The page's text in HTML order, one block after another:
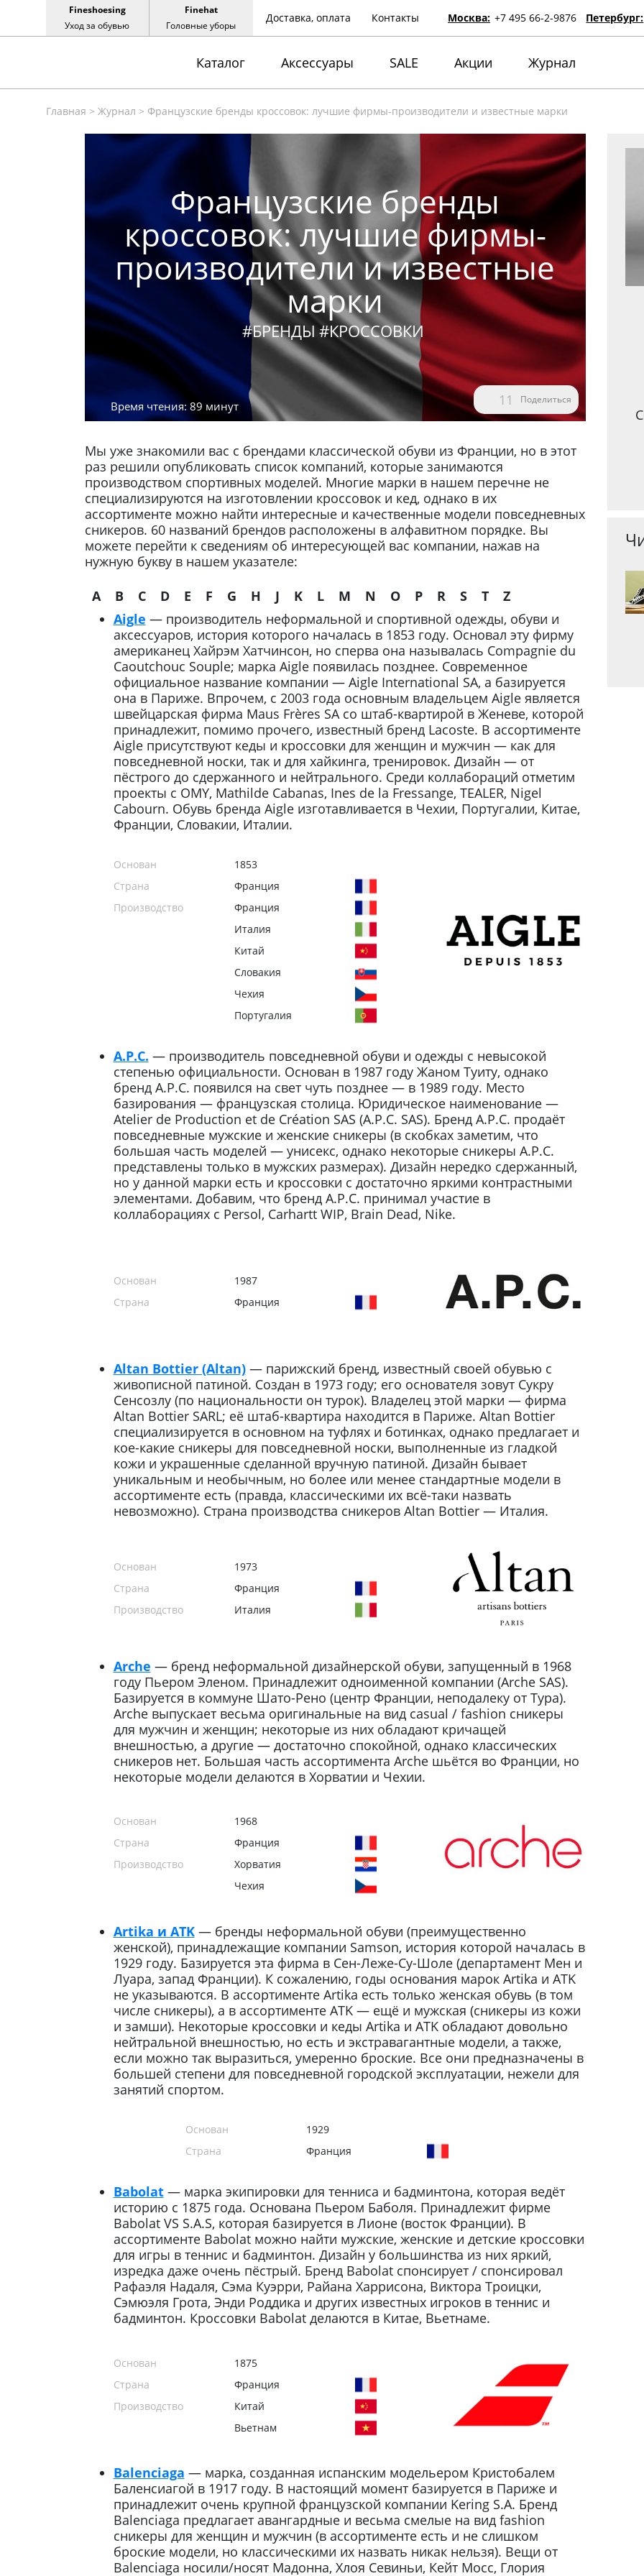
Fineshoesing
Уход за обувью
Finehat
Головные уборы
Доставка, оплата Контакты Москва: +7 495 66-2-9876 Петербург:
Каталог Аксессуары SALE Акции Журнал
Главная > Журнал > Французские бренды кроссовок: лучшие фирмы-производители и известные марки
Французские бренды
кроссовок: лучшие фирмы-
производители и известные
марки
#БРЕНДЫ #КРОССОВКИ
Время чтения: 89 минут 11 Поделиться
Мы уже знакомили вас с брендами классической обуви из Франции, но в этот
раз решили опубликовать список компаний, которые занимаются
производством спортивных моделей. Многие марки в нашем перечне не
специализируются на изготовлении кроссовок и кед, однако в их
ассортименте можно найти интересные и качественные модели повседневных
сникеров. 60 названий брендов расположены в алфавитном порядке. Вы
можете перейти к сведениям об интересующей вас компании, нажав на
нужную букву в нашем указателе:
A
B C D E F G H J K L M N O P R S T
Z
Aigle — производитель неформальной и спортивной одежды, обуви и
аксессуаров, история которого началась в 1853 году. Основал эту фирму
американец Хайрэм Хатчинсон, но сперва она называлась Compagnie du
Caoutchouc Souple; марка Aigle появилась позднее. Современное
официальное название компании — Aigle International SA, а базируется
она в Париже. Впрочем, с 2003 года основным владельцем Aigle является
швейцарская фирма Maus Frères SA со штаб-квартирой в Женеве, которой
принадлежит, помимо прочего, известный бренд Lacoste. В ассортименте
Aigle присутствуют кеды и кроссовки для женщин и мужчин — как для
повседневной носки, так и для хайкинга, тренировок. Дизайн — от
пёстрого до сдержанного и нейтрального. Среди коллабораций отметим
проекты с OMY, Mathilde Cabanas, Ines de la Fressange, TEALER, Nigel
Cabourn. Обувь бренда Aigle изготавливается в Чехии, Португалии, Китае,
Франции, Словакии, Италии.
Основан
1853
Страна
Франция
Производство
Франция
Италия
Китай
Словакия
Чехия
Португалия
A.P.C. — производитель повседневной обуви и одежды с невысокой
степенью официальности. Основан в 1987 году Жаном Туиту, однако
бренд A.P.C. появился на свет чуть позднее — в 1989 году. Место
базирования — французская столица. Юридическое наименование —
Atelier de Production et de Création SAS (A.P.C. SAS). Бренд A.P.C. продаёт
повседневные мужские и женские сникеры (в скобках заметим, что
большая часть моделей — унисекс, однако некоторые сникеры A.P.C.
представлены только в мужских размерах). Дизайн нередко сдержанный,
но у данной марки есть и кроссовки с достаточно яркими контрастными
элементами. Добавим, что бренд A.P.C. принимал участие в
коллаборациях с Persol, Carhartt WIP, Brain Dead, Nike.
Основан
1987
Страна
Франция
Altan Bottier (Altan)— парижский бренд, известный своей обувью с
живописной патиной. Создан в 1973 году; его основателя зовут Сукру
Сенсозлу (по национальности он турок). Владелец этой марки — фирма
Altan Bottier SARL; её штаб-квартира находится в Париже. Altan Bottier
специализируется в основном на туфлях и ботинках, однако предлагает и
кое-какие сникеры для повседневной носки, выполненные из гладкой
кожи и украшенные сделанной вручную патиной. Дизайн бывает
уникальным и необычным, но более или менее стандартные модели в
ассортименте есть (правда, классическими их всё-таки назвать
невозможно). Страна производства сникеров Altan Bottier — Италия.
Основан
1973
Страна
Франция
Производство
Италия
Arche — бренд неформальной дизайнерской обуви, запущенный в 1968
году Пьером Эленом. Принадлежит одноименной компании (Arche SAS).
Базируется в коммуне Шато-Рено (центр Франции, неподалеку от Тура).
Arche выпускает весьма оригинальные на вид casual / fashion сникеры
для мужчин и женщин; некоторые из них обладают кричащей
внешностью, а другие — достаточно спокойной, однако классических
сникеров нет. Большая часть ассортимента Arche шьётся во Франции, но
некоторые модели делаются в Хорватии и Чехии.
Основан
1968
Страна
Франция
Производство
Хорватия
Чехия
Artika и ATK— бренды неформальной обуви (преимущественно
женской), принадлежащие компании Samson, история которой началась в
1929 году. Базируется эта фирма в Сен-Леже-Су-Шоле (департамент Мен и
Луара, запад Франции). К сожалению, годы основания марок Artika и ATK
не указываются. В ассортименте Artika есть только женская обувь (в том
числе сникеры), а в ассортименте ATK — ещё и мужская (сникеры из кожи
и замши). Некоторые кроссовки и кеды Artika и ATK обладают довольно
нейтральной внешностью, но есть и экстравагантные модели, а также,
если можно так выразиться, умеренно броские. Все они предназначены в
большей степени для повседневной городской эксплуатации, нежели для
занятий спортом.
Основан
1929
Страна
Франция
Babolat— марка экипировки для тенниса и бадминтона, которая ведёт
историю с 1875 года. Основана Пьером Баболя. Принадлежит фирме
Babolat VS S.A.S, которая базируется в Лионе (восток Франции). В
ассортименте Babolat можно найти мужские, женские и детские кроссовки
для игры в теннис и бадминтон. Дизайн у большинства из них яркий,
изредка даже очень пёстрый. Бренд Babolat спонсирует / спонсировал
Рафаэля Надаля, Сэма Куэрри, Райана Харрисона, Виктора Троицки,
Сэмюэля Грота, Энди Роддика и других известных игроков в теннис и
бадминтон. Кроссовки Babolat делаются в Китае, Вьетнаме.
Основан
1875
Страна
Франция
Производство
Китай
Вьетнам
Balenciaga — марка, созданная испанским модельером Кристобалем
Баленсиагой в 1917 году. В настоящий момент базируется в Париже и
принадлежит очень крупной французской компании Kering S.A. Бренд
Balenciaga предлагает авангардные и весьма смелые на вид fashion
сникеры для женщин и мужчин (в ассортименте есть и не слишком
броские модели, но классическими их назвать никак нельзя). Вещи от
Balenciaga носили/носят Мадонна, Хлоя Севиньи, Кейт Мосс, Глория